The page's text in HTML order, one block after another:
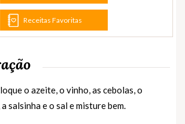
Receitas Favoritas
o azeite, o vinho, as cebolas, o
salsinha e o sal e misture bem.